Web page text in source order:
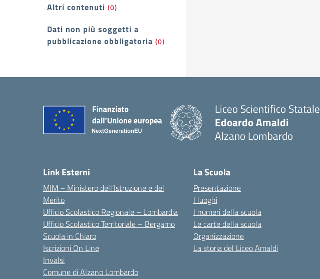
Altri contenuti (0)
Dati non più soggetti a
pubblicazione obbligatoria (0)
Liceo Scientifico Statale
Edoardo Amaldi
Alzano Lombardo
Link Esterni
MIM – Ministero dell’Istruzione e del
Merito
Ufficio Scolastico Regionale – Lombardia
Ufficio Scolastico Territoriale – Bergamo
Scuola in Chiaro
Iscrizioni On Line
Invalsi
Comune di Alzano Lombardo
La Scuola
Presentazione
I luoghi
I numeri della scuola
Le carte della scuola
Organizzazione
La storia del Liceo Amaldi